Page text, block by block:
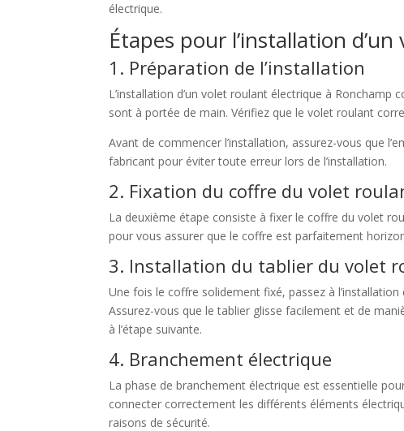
électrique.
Étapes pour l’installation
1. Préparation de l’installation
L’installation d’un volet roulant électrique à
sont à portée de main. Vérifiez que le volet roulant
Avant de commencer l’installation, assurez-vous que
fabricant pour éviter toute erreur lors de l’installation.
2. Fixation du coffre du volet
La deuxième étape consiste à fixer le coffre du volet
pour vous assurer que le coffre est parfaitement
3. Installation du tablier du volet
Une fois le coffre solidement fixé, passez à
Assurez-vous que le tablier glisse facilement et de
à l’étape suivante.
4. Branchement électrique
La phase de branchement électrique est essentielle
connecter correctement les différents éléments
raisons de sécurité.